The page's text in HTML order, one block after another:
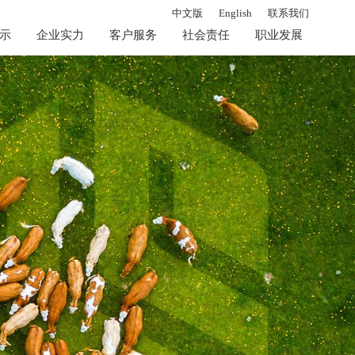
中文版 English 联系我们
企业实力 客户服务 社会责任 职业发展